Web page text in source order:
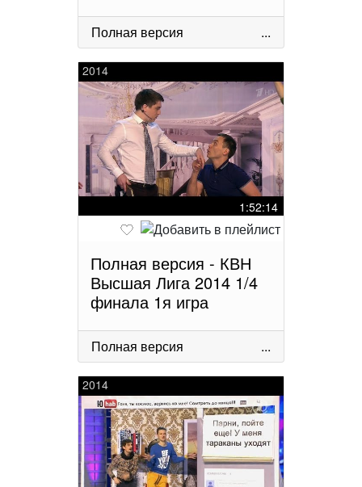
Полная версия ...
2014
1:52:14
Полная версия - КВН
Высшая Лига 2014 1/4
финала 1я игра
Полная версия ...
2014